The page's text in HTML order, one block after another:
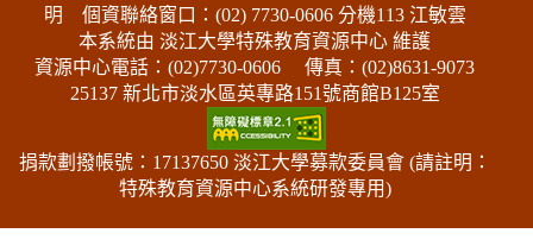
明 個資聯絡窗口：(02) 7730-0606 分機113 江敏雲
本系統由 淡江大學特殊教育資源中心 維護
資源中心電話：(02)7730-0606
傳真：(02)8631-9073
25137 新北市淡水區英專路151號商館B125室
捐款劃撥帳號：17137650 淡江大學募款委員會 (請註明：
特殊教育資源中心系統研發專用)